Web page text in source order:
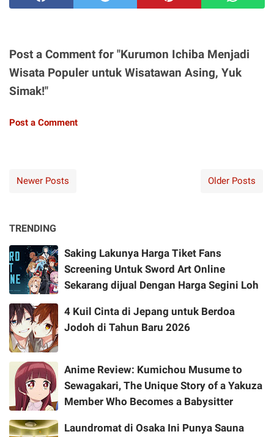
Post a Comment for "Kurumon Ichiba Menjadi
Wisata Populer untuk Wisatawan Asing, Yuk
Simak!"
Post a Comment
Newer Posts Older Posts
TRENDING
Saking Lakunya Harga Tiket Fans
Screening Untuk Sword Art Online
Sekarang dijual Dengan Harga Segini Loh
4 Kuil Cinta di Jepang untuk Berdoa
Jodoh di Tahun Baru 2026
Anime Review: Kumichou Musume to
Sewagakari, The Unique Story of a Yakuza
Member Who Becomes a Babysitter
Laundromat di Osaka Ini Punya Sauna